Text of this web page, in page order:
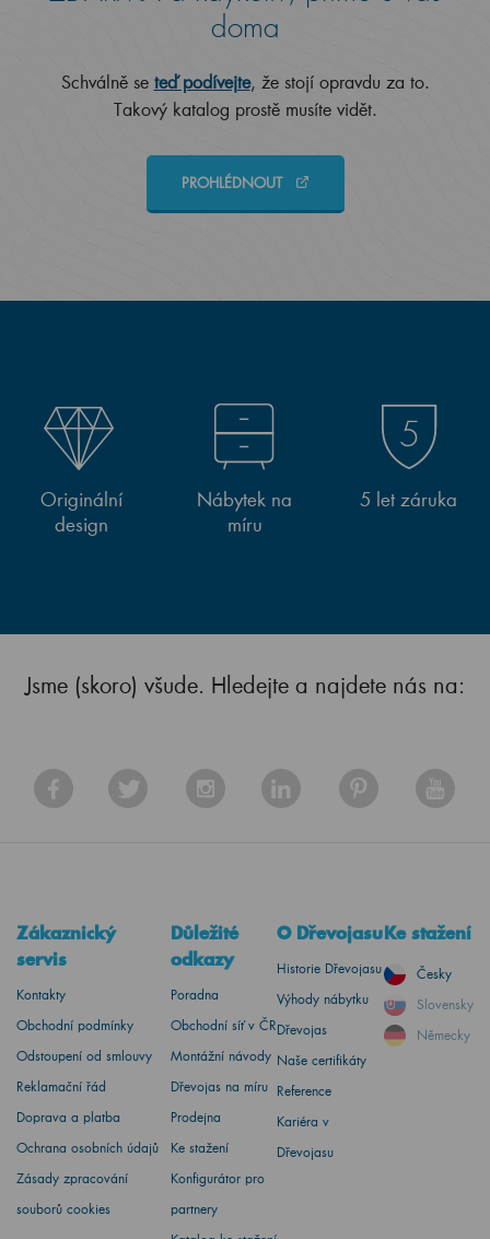
doma
Schválně se teď podívejte, že stojí opravdu za to.
Takový katalog prostě musíte vidět.
PROHLÉDNOUT
Originální
design
Nábytek na
míru
5 let záruka
Jsme (skoro) všude. Hledejte a najdete nás na:
Zákaznický
servis
Kontakty
Obchodní podmínky
Odstoupení od smlouvy
Reklamační řád
Doprava a platba
Ochrana osobních údajů
Zásady zpracování
souborů cookies
Důležité
odkazy
Poradna
Obchodní síť v ČR
Montážní návody
Dřevojas na míru
Prodejna
Ke stažení
Konfigurátor pro
partnery
O Dřevojasu
Historie Dřevojasu
Výhody nábytku
Dřevojas
Naše certifikáty
Reference
Kariéra v
Dřevojasu
Ke stažení
Česky
Slovensky
Německy